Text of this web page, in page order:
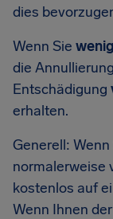
dies
Wenn Sie
die
Entschädigung
erhalten.
Generell:
normalerweise
kostenlos auf
Wenn Ihnen